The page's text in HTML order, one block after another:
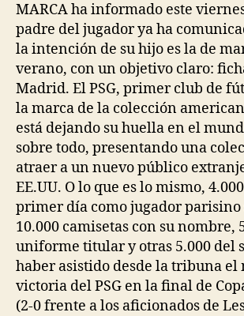
MARCA ha informado este
padre del jugador ya ha
la intención de su hijo es la de
verano, con un objetivo claro:
Madrid. El PSG, primer club de
la marca de la colección
está dejando su huella en el
sobre todo, presentando una
atraer a un nuevo público
EE.UU. O lo que es lo mismo,
primer día como jugador
10.000 camisetas con su nombre,
uniforme titular y otras 5.000 del
haber asistido desde la tribuna el
victoria del PSG en la final de
(2-0 frente a los aficionados de